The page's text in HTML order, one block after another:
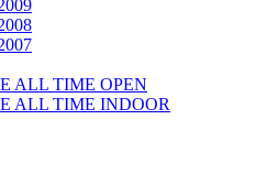
ALL TIME OPEN
ALL TIME INDOOR